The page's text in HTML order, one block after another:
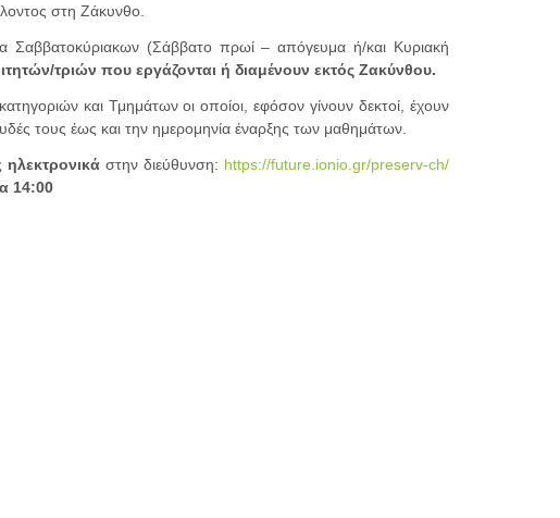
στη Ζάκυνθο.
Σαββατοκύριακων (Σάββατο πρωί – απόγευμα ή/και Κυριακή
τριών που εργάζονται ή διαμένουν εκτός Ζακύνθου.
και Τμημάτων οι οποίοι, εφόσον γίνουν δεκτοί, έχουν
τους έως και την ημερομηνία έναρξης των μαθημάτων.
ηλεκτρονικά στην διεύθυνση: https://future.ionio.gr/preserv-ch/
14:00